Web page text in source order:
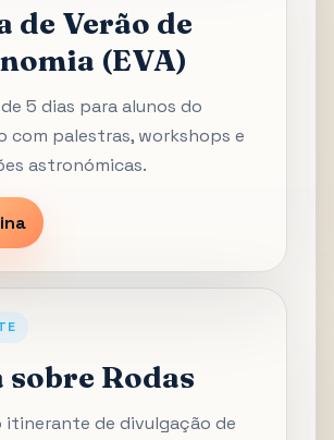
de Verão de
(EVA)
5 dias para alunos do
com palestras, workshops e
astronómicas.
sobre Rodas
itinerante de divulgação de